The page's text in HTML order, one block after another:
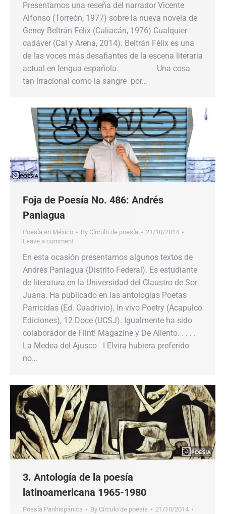
Presentamos una reseña del narrador Vicente
Alfonso (Torreón, 1977) sobre la nueva novela de
Geney Beltrán Félix (Culiacán, 1976) Cualquier
cadáver (Cal y Arena, 2014). Beltrán Félix es una
de las voces más desafiantes de la escena literaria
actual en lengua española. Una cosa
tan irracional como la sangre por…
Foja de Poesía No. 486: Andrés
Paniagua
Poesía en México By Círculo de poesía
21/10/2014
Leave a comment
En esta ocasión presentamos algunos textos de
Andrés Paniagua (Distrito Federal). Es estudiante
de literatura en la Universidad del Claustro de Sor
Juana. Ha publicado en las antologías Poetas
Parricidas (Ed. Cuadrivio), In vivo Poetry (Acapulco
Ediciones), 12 Doce (UCSJ). Igualmente ha sido
colaborador de Flint! Magazine y De Aliento. . . . .
La Medea del Ajusco I Elvira hubiera preferido
no…
3. Antología de la poesía
latinoamericana 1965-1980
Poesía Panhispánica By Círculo de poesía
21/10/2014